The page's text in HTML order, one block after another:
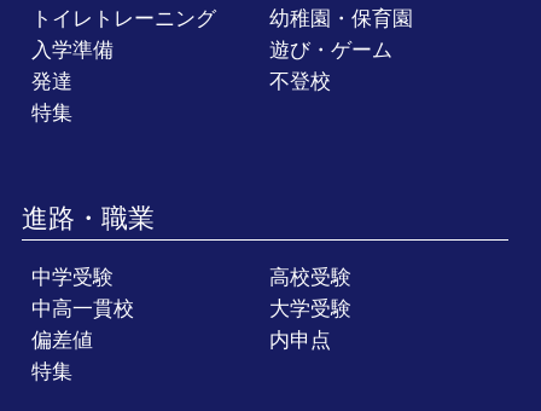
トイレトレーニング
幼稚園・保育園
入学準備
遊び・ゲーム
発達
不登校
特集
進路・職業
中学受験
高校受験
中高一貫校
大学受験
偏差値
内申点
特集